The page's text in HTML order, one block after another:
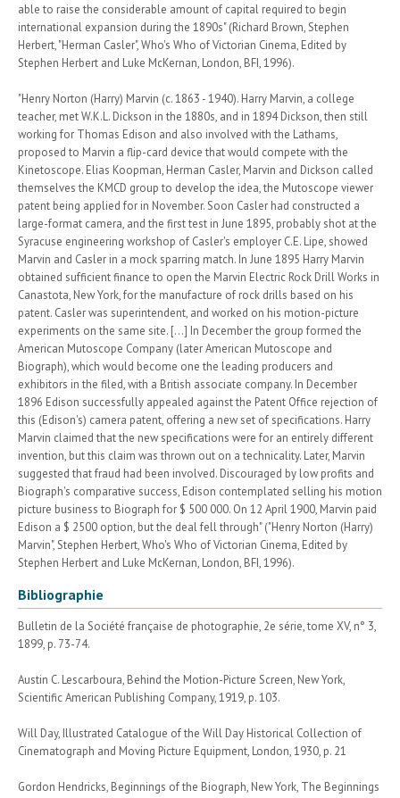
able to raise the considerable amount of capital required to begin
international expansion during the 1890s" (Richard Brown, Stephen
Herbert, "Herman Casler", Who's Who of Victorian Cinema, Edited by
Stephen Herbert and Luke McKernan, London, BFI, 1996).
"Henry Norton (Harry) Marvin (c. 1863 - 1940). Harry Marvin, a college
teacher, met W.K.L. Dickson in the 1880s, and in 1894 Dickson, then still
working for Thomas Edison and also involved with the Lathams,
proposed to Marvin a flip-card device that would compete with the
Kinetoscope. Elias Koopman, Herman Casler, Marvin and Dickson called
themselves the KMCD group to develop the idea, the Mutoscope viewer
patent being applied for in November. Soon Casler had constructed a
large-format camera, and the first test in June 1895, probably shot at the
Syracuse engineering workshop of Casler's employer C.E. Lipe, showed
Marvin and Casler in a mock sparring match. In June 1895 Harry Marvin
obtained sufficient finance to open the Marvin Electric Rock Drill Works in
Canastota, New York, for the manufacture of rock drills based on his
patent. Casler was superintendent, and worked on his motion-picture
experiments on the same site. [...] In December the group formed the
American Mutoscope Company (later American Mutoscope and
Biograph), which would become one the leading producers and
exhibitors in the filed, with a British associate company. In December
1896 Edison successfully appealed against the Patent Office rejection of
this (Edison's) camera patent, offering a new set of specifications. Harry
Marvin claimed that the new specifications were for an entirely different
invention, but this claim was thrown out on a technicality. Later, Marvin
suggested that fraud had been involved. Discouraged by low profits and
Biograph's comparative success, Edison contemplated selling his motion
picture business to Biograph for $ 500 000. On 12 April 1900, Marvin paid
Edison a $ 2500 option, but the deal fell through" ("Henry Norton (Harry)
Marvin", Stephen Herbert, Who's Who of Victorian Cinema, Edited by
Stephen Herbert and Luke McKernan, London, BFI, 1996).
Bibliographie
Bulletin de la Société française de photographie, 2e série, tome XV, n° 3,
1899, p. 73-74.
Austin C. Lescarboura, Behind the Motion-Picture Screen, New York,
Scientific American Publishing Company, 1919, p. 103.
Will Day, Illustrated Catalogue of the Will Day Historical Collection of
Cinematograph and Moving Picture Equipment, London, 1930, p. 21
Gordon Hendricks, Beginnings of the Biograph, New York, The Beginnings